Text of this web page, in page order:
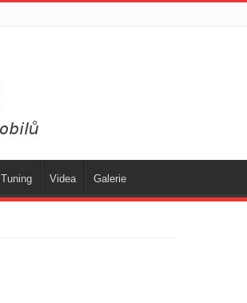
Tuning Videa Galerie